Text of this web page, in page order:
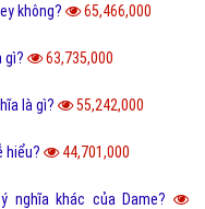
không? 65,466,000
gì? 63,735,000
là gì? 55,242,000
hiểu? 44,701,000
nghĩa khác của Dame?